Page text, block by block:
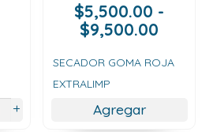
+
$5,500.00 -
$9,500.00Rango
SECADOR GOMA ROJA
EXTRALIMP
Agregar